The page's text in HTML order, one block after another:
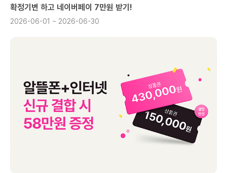
확정기변 하고 네이버페이 7만원 받기!
2026-06-01 ~ 2026-06-30